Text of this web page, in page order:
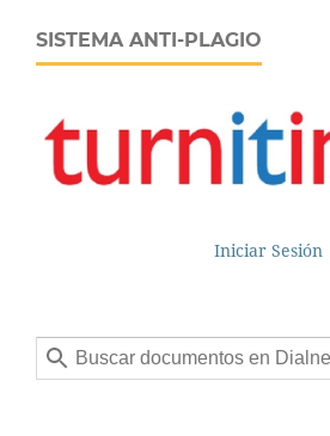
SISTEMA ANTI-PLAGIO
Iniciar Sesión